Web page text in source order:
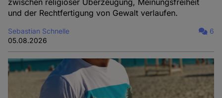
zwischen religiöser Überzeugung, Meinungsfreiheit
und der Rechtfertigung von Gewalt verlaufen.
Sebastian Schnelle
05.08.2026
6